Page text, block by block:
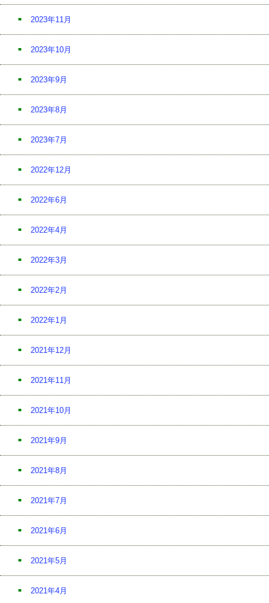
2023年11月
2023年10月
2023年9月
2023年8月
2023年7月
2022年12月
2022年6月
2022年4月
2022年3月
2022年2月
2022年1月
2021年12月
2021年11月
2021年10月
2021年9月
2021年8月
2021年7月
2021年6月
2021年5月
2021年4月